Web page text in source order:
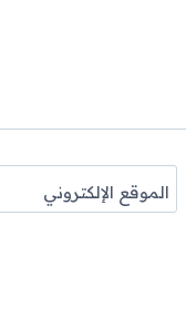
الموقع الإلكتروني